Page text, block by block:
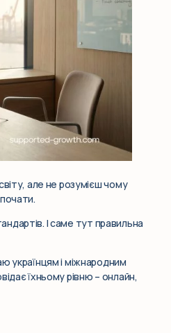
але не розумієш чому
І саме тут правильна
українцям і міжнародним
їхньому рівню – онлайн,